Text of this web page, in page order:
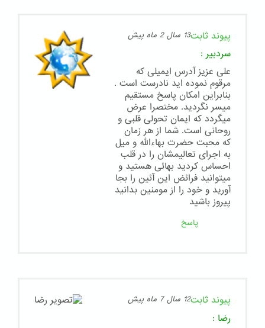
پیوند ثابت13 سال 2 ماه پیش
سردبیر :
علی عزیز آدرس ایمیلی که
مرقوم نموده اید نادرست است .
بنابراین امکان پاسخ مستقیم
میسر نگردید. مختصرا عرض
میگردد که ایمان تحولی قلبی و
روحانی است. شما از هر زمان
که محبت حضرت بهاءالله و میل
به اجرای تعالیمشان را در قلب
احساس کردید بهائی هستید و
میتوانید فرائض این آئین را بجا
آورید و خود را از مومنین بدانید
پیروز باشید
پاسخ
پیوند ثابت12 سال 7 ماه پیش
رضا :